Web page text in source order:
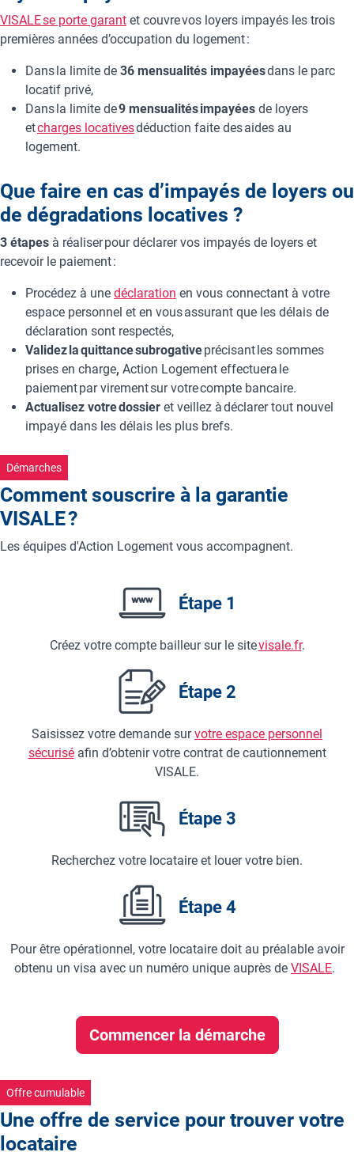
VISALE se porte garant et couvre vos loyers impayés les trois
premières années d’occupation du logement :
Dans la limite de 36 mensualités impayéesdans le parc
locatif privé,
Dans la limite de9 mensualités impayées de loyers
etcharges locativesdéduction faite des aides au
logement.
Que faire en cas d’impayés de loyers ou
de dégradations locatives ?
3 étapes à réaliser pour déclarer vos impayés de loyers et
recevoir le paiement :
Procédez à une déclaration en vous connectant à votre
espace personnel et en vous assurant que les délais de
déclaration sont respectés,
Validez la quittance subrogativeprécisant les sommes
prises en charge, Action Logement effectuera le
paiement par virement sur votre compte bancaire.
Actualisez votre dossier et veillez à déclarer tout nouvel
impayé dans les délais les plus brefs.
Démarches
Comment souscrire à la garantie
VISALE ?
Les équipes d'Action Logement vous accompagnent.
Étape 1
Créez votre compte bailleur sur le sitevisale.fr.
Étape 2
Saisissez votre demande survotre espace personnel
sécuriséafin d’obtenir votre contrat de cautionnement
VISALE.
Étape 3
Recherchez votre locataire et louer votre bien.
Étape 4
Pour être opérationnel, votre locataire doit au préalable avoir
obtenu un visa avec un numéro unique auprès de VISALE.
Commencer la démarche
Offre cumulable
Une offre de service pour trouver votre
locataire